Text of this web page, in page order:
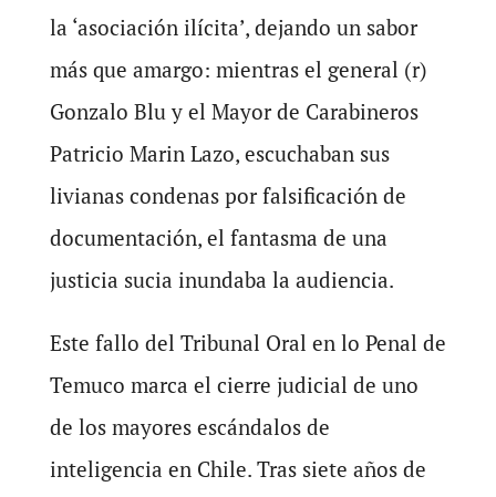
la ‘asociación ilícita’, dejando un sabor
más que amargo: mientras el general (r)
Gonzalo Blu y el Mayor de Carabineros
Patricio Marin Lazo, escuchaban sus
livianas condenas por falsificación de
documentación, el fantasma de una
justicia sucia inundaba la audiencia.
Este fallo del Tribunal Oral en lo Penal de
Temuco marca el cierre judicial de uno
de los mayores escándalos de
inteligencia en Chile. Tras siete años de